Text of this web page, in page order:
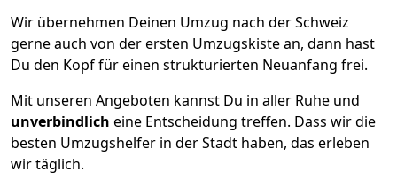
Wir übernehmen Deinen Umzug nach der Schweiz
gerne auch von der ersten Umzugskiste an, dann hast
Du den Kopf für einen strukturierten Neuanfang frei.
Mit unseren Angeboten kannst Du in aller Ruhe und
unverbindlich eine Entscheidung treffen. Dass wir die
besten Umzugshelfer in der Stadt haben, das erleben
wir täglich.